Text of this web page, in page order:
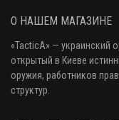
О НАШЕМ МАГАЗИНЕ
«TacticA» — украинский
открытый в Киеве
оружия, работников
структур.